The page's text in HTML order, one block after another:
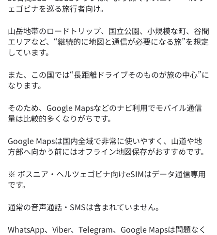
ェゴビナを巡る旅行者向け。
山岳地帯のロードトリップ、国立公園、小規模な町、谷間
エリアなど、“継続的に地図と通信が必要になる旅”を想定
しています。
また、この国では“長距離ドライブそのものが旅の中心”に
なります。
そのため、Google Mapsなどのナビ利用でモバイル通信
量は比較的多くなりがちです。
Google Mapsは国内全域で非常に使いやすく、山道や地
方部へ向かう前にはオフライン地図保存がおすすめです。
※ ボスニア・ヘルツェゴビナ向けeSIMはデータ通信専用
です。
通常の音声通話・SMSは含まれていません。
WhatsApp、Viber、Telegram、Google Mapsは問題なく